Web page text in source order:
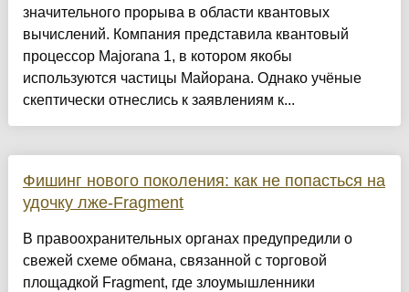
значительного прорыва в области квантовых
вычислений. Компания представила квантовый
процессор Majorana 1, в котором якобы
используются частицы Майорана. Однако учёные
скептически отнеслись к заявлениям к...
Фишинг нового поколения: как не попасться на
удочку лже-Fragment
В правоохранительных органах предупредили о
свежей схеме обмана, связанной с торговой
площадкой Fragment, где злоумышленники